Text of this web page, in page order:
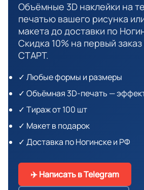
Объёмные 3D наклейки на
печатью вашего рисунка
макета до доставки по
Скидка 10% на первый
СТАРТ.
✓ Любые формы и размеры
✓ Объёмная 3D-печать —
✓ Тираж от 100 шт
✓ Макет в подарок
✓ Доставка по Ногинске и РФ
✈️ Написать в Telegram